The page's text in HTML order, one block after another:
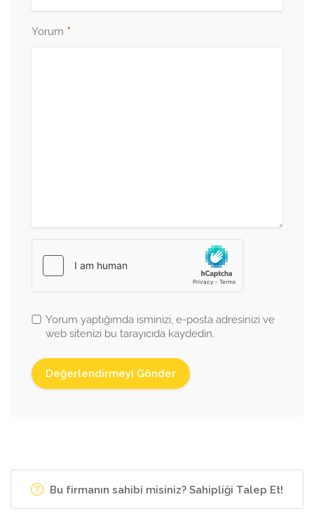
Yorum *
Yorum yaptığımda isminizi, e-posta adresinizi ve
web sitenizi bu tarayıcıda kaydedin.
Bu firmanın sahibi misiniz? Sahipliği Talep Et!